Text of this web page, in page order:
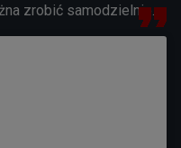
zrobić samodzielnie.